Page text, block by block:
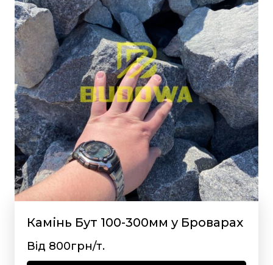
Камінь Бут 100-300мм у Броварах
Від 800грн/т.